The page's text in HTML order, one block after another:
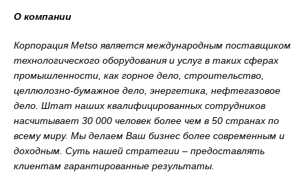
О компании
Корпорация Metso является международным поставщиком
технологического оборудования и услуг в таких сферах
промышленности, как горное дело, строительство,
целлюлозно-бумажное дело, энергетика, нефтегазовое
дело. Штат наших квалифицированных сотрудников
насчитывает 30 000 человек более чем в 50 странах по
всему миру. Мы делаем Ваш бизнес более современным и
доходным. Суть нашей стратегии – предоставлять
клиентам гарантированные результаты.